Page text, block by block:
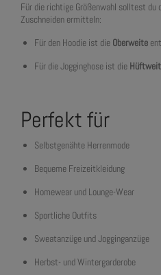
Für die richtige Größenwahl solltest du
Zuschneiden ermitteln:
Für den Hoodie ist die Oberweite
Für die Jogginghose ist die
Perfekt für
Selbstgenähte Herrenmode
Bequeme Freizeitkleidung
Homewear und Lounge-Wear
Sportliche Outfits
Sweatanzüge und Jogginganzüge
Herbst- und Wintergarderobe